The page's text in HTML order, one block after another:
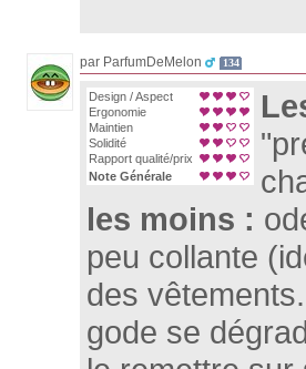
par ParfumDeMelon 134
Design / Aspect
Ergonomie
Maintien
Solidité
Rapport qualité/prix
Note Générale
les moins :
peu collante
des
gode se